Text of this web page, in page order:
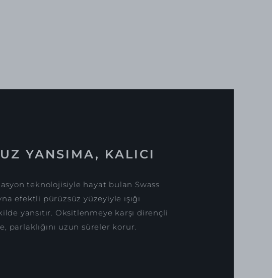
YANSIMA, KALICI
teknolojisiyle hayat bulan Swass
efektli pürüzsüz yüzeyiyle ışığı
yansıtır. Oksitlenmeye karşı dirençli
parlaklığını uzun süreler korur.